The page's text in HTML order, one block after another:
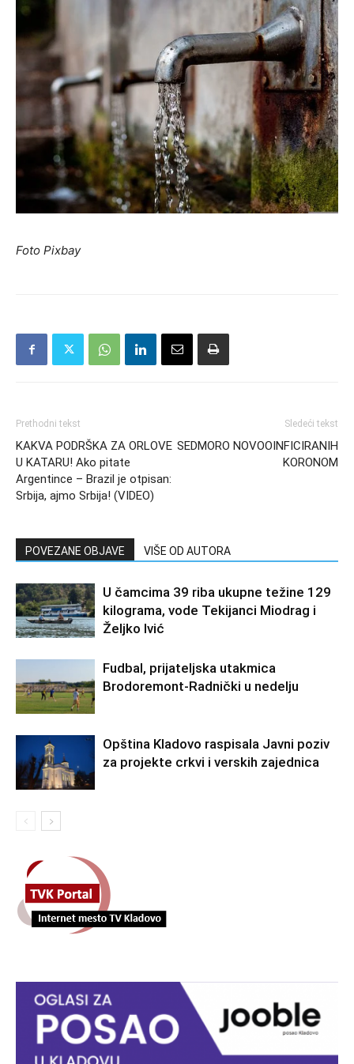
Foto Pixbay
Prethodni tekst
KAKVA PODRŠKA ZA ORLOVE
U KATARU! Ako pitate
Argentince – Brazil je otpisan:
Srbija, ajmo Srbija! (VIDEO)
Sledeći tekst
SEDMORO NOVOOINFICIRANIH
KORONOM
POVEZANE OBJAVE VIŠE OD AUTORA
U čamcima 39 riba ukupne težine 129
kilograma, vode Tekijanci Miodrag i
Željko Ivić
Fudbal, prijateljska utakmica
Brodoremont-Radnički u nedelju
Opština Kladovo raspisala Javni poziv
za projekte crkvi i verskih zajednica